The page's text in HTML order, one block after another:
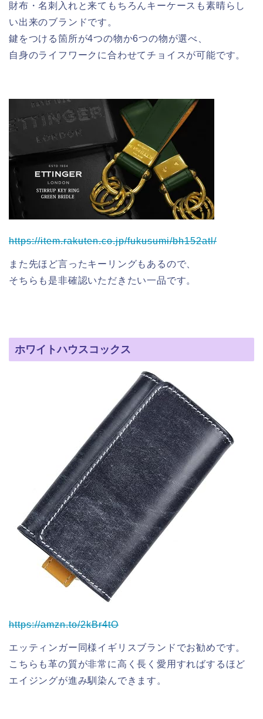
財布・名刺入れと来てもちろんキーケースも素晴らし
い出来のブランドです。
鍵をつける箇所が4つの物か6つの物が選べ、
自身のライフワークに合わせてチョイスが可能です。
https://item.rakuten.co.jp/fukusumi/bh152atl/
また先ほど言ったキーリングもあるので、
そちらも是非確認いただきたい一品です。
ホワイトハウスコックス
https://amzn.to/2kBr4tO
エッティンガー同様イギリスブランドでお勧めです。
こちらも革の質が非常に高く長く愛用すればするほど
エイジングが進み馴染んできます。